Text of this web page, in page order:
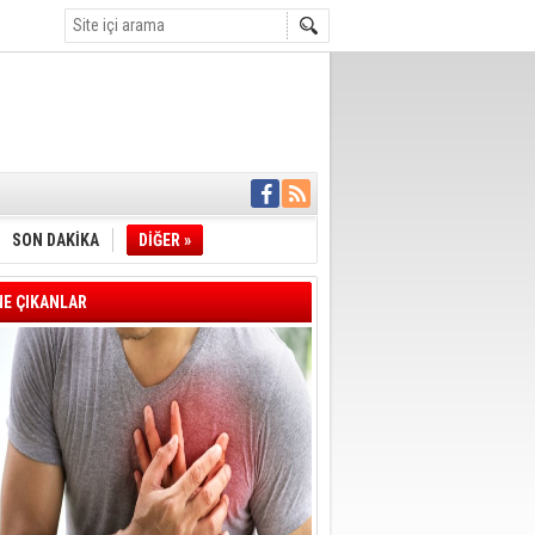
ALINACAK
TAHLİYE
DERNEĞİ
ÇİZGİMİZ
ALANA
KARARTMA
VERİLDİ
VELİ AĞBABA
SON DAKİKA DİĞER »
ÇIKANLAR